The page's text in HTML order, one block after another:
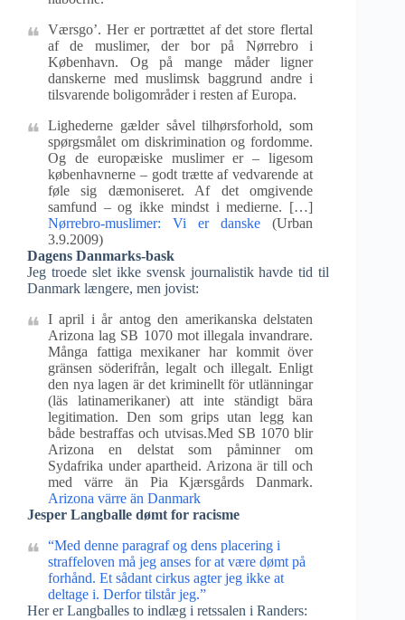
Værsgo’. Her er portrættet af det store flertal
af de muslimer, der bor på Nørrebro i
København. Og på mange måder ligner
danskerne med muslimsk baggrund andre i
tilsvarende boligområder i resten af Europa.
Lighederne gælder såvel tilhørsforhold, som
spørgsmålet om diskrimination og fordomme.
Og de europæiske muslimer er – ligesom
københavnerne – godt trætte af vedvarende at
føle sig dæmoniseret. Af det omgivende
samfund – og ikke mindst i medierne. […]
Nørrebro-muslimer: Vi er danske(Urban
3.9.2009)
Dagens Danmarks-bask
Jeg troede slet ikke svensk journalistik havde tid til
Danmark længere, men jovist:
I april i år antog den amerikanska delstaten
Arizona lag SB 1070 mot illegala invandrare.
Många fattiga mexikaner har kommit över
gränsen söderifrån, legalt och illegalt. Enligt
den nya lagen är det kriminellt för utlänningar
(läs latinamerikaner) att inte ständigt bära
legitimation. Den som grips utan legg kan
både bestraffas och utvisas.Med SB 1070 blir
Arizona en delstat som påminner om
Sydafrika under apartheid. Arizona är till och
med värre än Pia Kjærsgårds Danmark.
Arizona värre än Danmark
Jesper Langballe dømt for racisme
“Med denne paragraf og dens placering i
straffeloven må jeg anses for at være dømt på
forhånd. Et sådant cirkus agter jeg ikke at
deltage i. Derfor tilstår jeg.”
Her er Langballes to indlæg i retssalen i Randers: